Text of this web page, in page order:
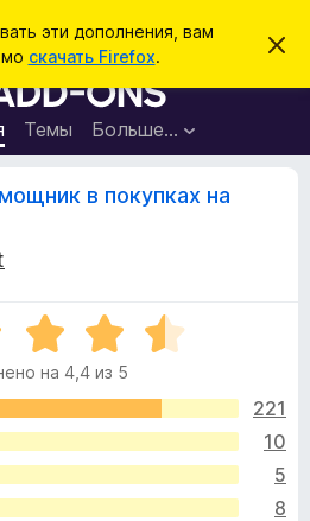
эти дополнения, вам
скачать Firefox.
С
э
е
Д
о
п
о
н
я
д
л
б
р
а
Темы Больше…
в покупках на
на 4,4 из 5
221
10
5
8